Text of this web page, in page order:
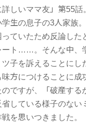
詳しいママ友」第55
生の息子の3人家族
ていたため反論した
ート……。そんな中、
子を訴えることにし
方につけることに成
ですが、「破産する
している様子のない
を思いつきました。